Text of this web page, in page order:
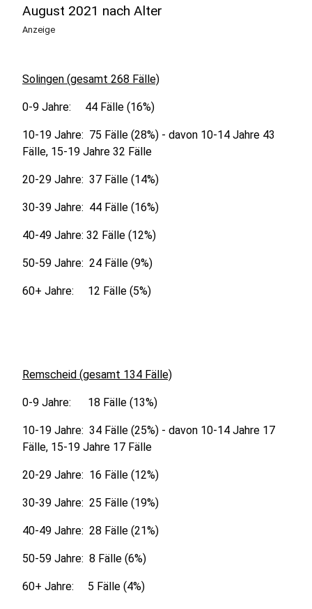
August 2021 nach Alter
Anzeige
Solingen (gesamt 268 Fälle)
0-9 Jahre: 44 Fälle (16%)
10-19 Jahre: 75 Fälle (28%) - davon 10-14 Jahre 43
Fälle, 15-19 Jahre 32 Fälle
20-29 Jahre: 37 Fälle (14%)
30-39 Jahre: 44 Fälle (16%)
40-49 Jahre: 32 Fälle (12%)
50-59 Jahre: 24 Fälle (9%)
60+ Jahre: 12 Fälle (5%)
Remscheid (gesamt 134 Fälle)
0-9 Jahre: 18 Fälle (13%)
10-19 Jahre: 34 Fälle (25%) - davon 10-14 Jahre 17
Fälle, 15-19 Jahre 17 Fälle
20-29 Jahre: 16 Fälle (12%)
30-39 Jahre: 25 Fälle (19%)
40-49 Jahre: 28 Fälle (21%)
50-59 Jahre: 8 Fälle (6%)
60+ Jahre: 5 Fälle (4%)